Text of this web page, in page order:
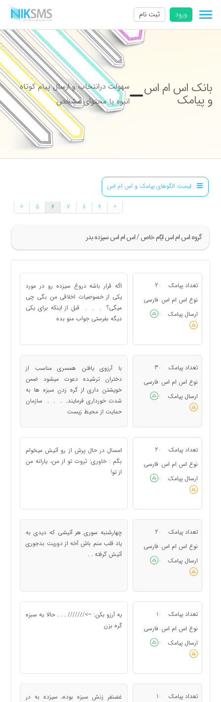
ورود ثبت نام
بانک اس ام اس
و پیامک
سهولت درانتخاب و ارسال پیام کوتاه
انبوه با محتوای مشخص
لیست الگوهای پیامک و اس ام اس
گروه اس ام اس ايّام خاص / اس ام اس سیزده بدر
» 5 6 7 8 9 «
تعداد پیامک :
2
نوع اس ام اس : فارسی
ارسال پیامک
:
اگه قرار باشه دروغ سیزده رو در مورد
یکی از خصوصیات اخلاقی من بگی چی
میگی؟ . . . قبل از اینکه برای یکی
دیگه بفرستی جواب منو بده
تعداد پیامک :
3
نوع اس ام اس : فارسی
ارسال پیامک
:
با آرزوی یافتن همسری مناسب از
دختران ترشیده دعوت میشود ضمن
خویشتن داری از گره زدن سبزه ها به
شدت خورداری فرمایند. . . . سازمان
حمایت از محیط زیست
تعداد پیامک :
2
نوع اس ام اس : فارسی
ارسال پیامک
:
امسال در حال پرش از رو آتیش میخوام
بگم : خاوری: ثروت تو از من، یارانه من
از تو!
تعداد پیامک :
2
نوع اس ام اس : فارسی
ارسال پیامک
:
چهارشنبه سوری هر آتیشی که دیدی به
یاد قلب منم باش آخه از دوریت بدجوری
آتیش گرفته . .
تعداد پیامک :
1
نوع اس ام اس : فارسی
ارسال پیامک
:
یه آرزو بکن: -->/////// . . . حالا یه سبزه
گره بزن
تعداد پیامک :
1
غضنفر زنش سبزه بوده، سيزده به در